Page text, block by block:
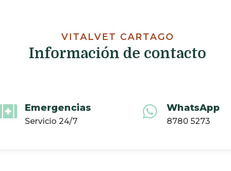
VITALVET CARTAGO
Información de contacto
 Emergencias
Servicio 24/7
 WhatsApp
8780 5273